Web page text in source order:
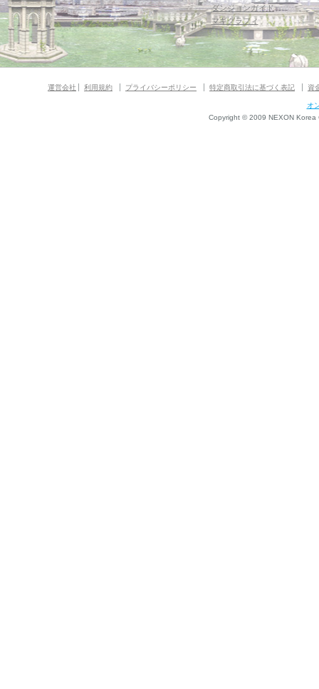
ダンジョンガイド
マギグラフィ
運営会社 利用規約 プライバシーポリシー 特定商取引法に基づく表記 資
オ
Copyright © 2009 NEXON Korea